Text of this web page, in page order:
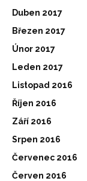
Duben 2017
Březen 2017
Únor 2017
Leden 2017
Listopad 2016
Říjen 2016
Září 2016
Srpen 2016
Červenec 2016
Červen 2016